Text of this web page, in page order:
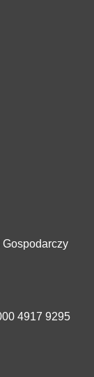
Gospodarczy
4917 9295